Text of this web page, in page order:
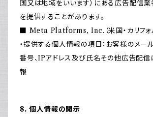
国又は地域をいいます）にある広告配信
を提供することがあります。
■ Meta Platforms, Inc.（米国・カリフォ
・提供する個人情報の項目：お客様のメー
番号、IPアドレス及び氏名その他広告配信
報
8. 個人情報の開示